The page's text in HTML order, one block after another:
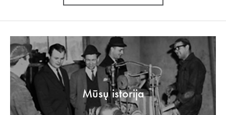
Mūsų istorija